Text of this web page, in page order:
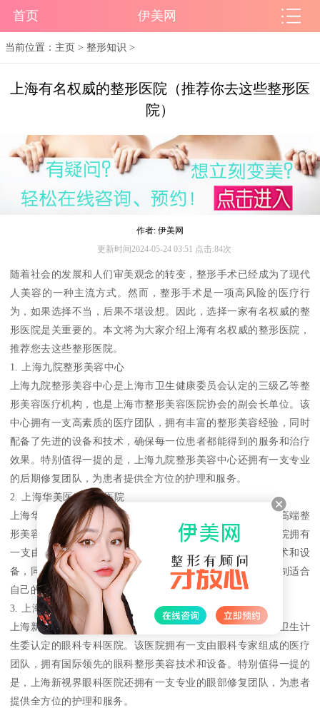
首页 伊美网
当前位置： 主页 >整形知识 >
上海有名权威的整形医院（推荐你去这些整形医
院）
作者: 伊美网
更新时间2024-05-24 03:51 点击:84次
随着社会的发展和人们审美观念的转变，整形手术已经成为了现代
人美容的一种主流方式。然而，整形手术是一项高风险的医疗行
为，如果选择不当，后果不堪设想。因此，选择一家有名权威的整
形医院是关重要的。本文将为大家介绍上海有名权威的整形医院，
推荐您去这些整形医院。
1. 上海九院整形美容中心
上海九院整形美容中心是上海市卫生健康委员会认定的三级乙等整
形美容医疗机构，也是上海市整形美容医院协会的副会长单位。该
中心拥有一支高素质的医疗团队，拥有丰富的整形美容经验，同时
配备了先进的设备和技术，确保每一位患者都能得到的服务和治疗
效果。特别值得一提的是，上海九院整形美容中心还拥有一支专业
的后期修复团队，为患者提供全方位的护理和服务。
2. 上海华美医疗美容医院
上海华美医疗美容医院是一家集医疗、美容、养生为一体的高端整
形美容医院，是中国整形美容行业协会常务理事单位。该医院拥有
一支由世界知名整形专家组成的医疗团队，拥有领先的技术和设
备，同时推崇个性化的整形美容方案，为每一位患者量身定制适合
自己的整形方案。
3. 上海新视界眼科医院
上海新视界眼科医院是一家专注于眼部整形美容的医院，是卫生计
生委认定的眼科专科医院。该医院拥有一支由眼科专家组成的医疗
团队，拥有国际领先的眼科整形美容技术和设备。特别值得一提的
是，上海新视界眼科医院还拥有一支专业的眼部修复团队，为患者
提供全方位的护理和服务。